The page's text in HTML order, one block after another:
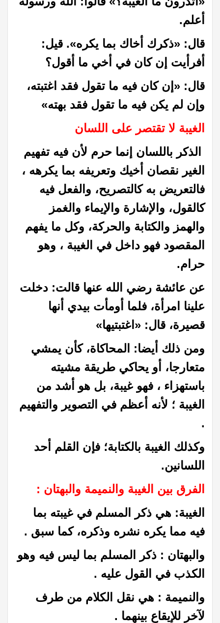
أعلم.
قال: «ذكرك أخاك بما يكره». قيل:
أفرأيت إن كان في أخي ما أقول؟
قال: «إن كان فيه ما تقول فقد اغتبته،
وإن لم يكن فيه ما تقول فقد بهته»
الغيبة لا تقتصر على اللسان
الذكر باللسان إنما حرم لأن فيه تفهيم
الغير نقصان أخيك وتعريفه بما يكرهه ،
فالتعريض به كالتصريح، والفعل فيه
كالقول، والإشارة والإيماء والغمز
والهمز والكتابة والحركة، وكل ما يفهم
المقصود فهو داخل في الغيبة ، وهو
حرام.
عن عائشة رضي الله عنها قالت: دخلت
علينا امرأة، فلما أومأت بيدي أنها
قصيرة، قال: «اغتبتيها»
ومن ذلك أيضا: المحاكاة، كأن يمشي
متعارجا، أو يحاكي طريقة مشيته
باستهزاء ، فهو غيبة، بل هو أشد من
الغيبة ؛ لأنه أعظم في التصوير والتفهيم
.
وكذلك الغيبة بالكتابة؛ فإن القلم أحد
اللسانين.
الفرق بين الغيبة والنميمة والبهتان :
الغيبة: هي ذكر المسلم في غيبته بما
فيه مما يكره نشره وذكره، كما سبق .
والبهتان : ذكر المسلم بما ليس فيه وهو
الكذب في القول عليه .
والنميمة : هي نقل الكلام من طرف
لآخر للإيقاع بينهما .